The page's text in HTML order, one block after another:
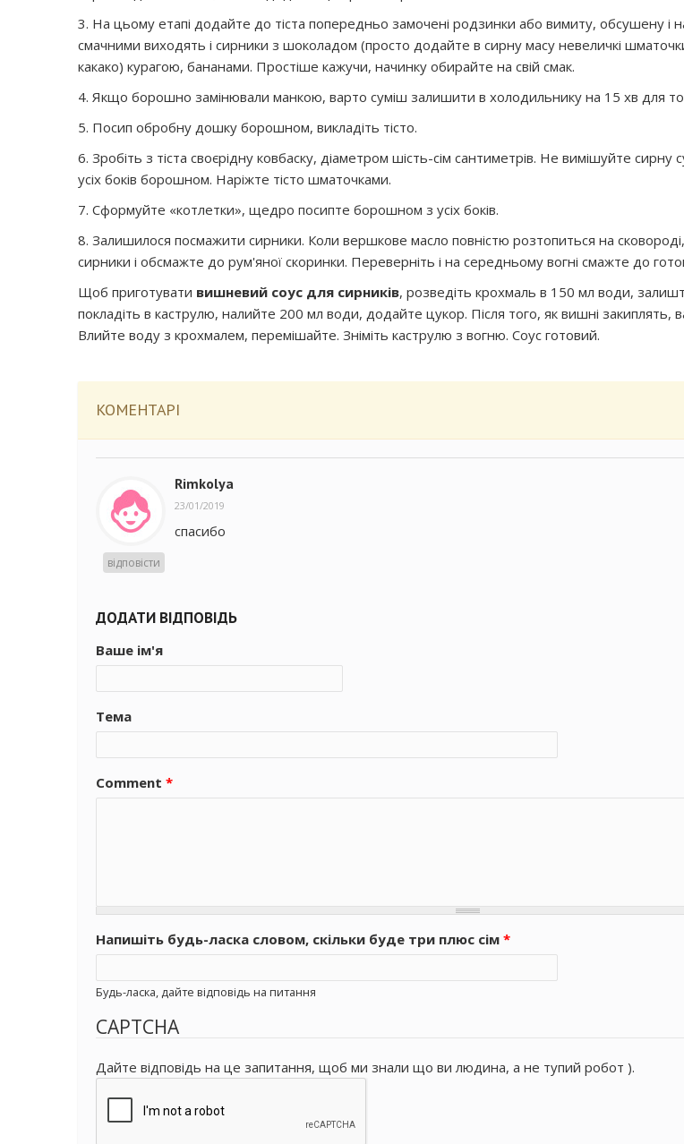
3. На цьому етапі додайте до тіста попередньо замочені родзинки або вимиту, обсушену і
смачними виходять і сирники з шоколадом (просто додайте в сирну масу невеличкі
какако) курагою, бананами. Простіше кажучи, начинку обирайте на свій смак.
4. Якщо борошно замінювали манкою, варто суміш залишити в холодильнику на 15 хв для
5. Посип обробну дошку борошном, викладіть тісто.
6. Зробіть з тіста своєрідну ковбаску, діаметром шість-сім сантиметрів. Не вимішуйте сирну
усіх боків борошном. Наріжте тісто шматочками.
7. Сформуйте «котлетки», щедро посипте борошном з усіх боків.
8. Залишилося посмажити сирники. Коли вершкове масло повністю розтопиться на сковороді,
сирники і обсмажте до рум'яної скоринки. Переверніть і на середньому вогні смажте до
Щоб приготувати вишневий соус для сирників, розведіть крохмаль в 150 мл води,
покладіть в каструлю, налийте 200 мл води, додайте цукор. Після того, як вишні закиплять,
Влийте воду з крохмалем, перемішайте. Зніміть каструлю з вогню. Соус готовий.
КОМЕНТАРІ
Rimkolya
23/01/2019
спасибо
відповісти
ДОДАТИ ВІДПОВІДЬ
Ваше ім'я
Тема
Comment *
Напишіть будь-ласка словом, скільки буде три плюс сім *
Будь-ласка, дайте відповідь на питання
CAPTCHA
Дайте відповідь на це запитання, щоб ми знали що ви людина, а не тупий робот ).